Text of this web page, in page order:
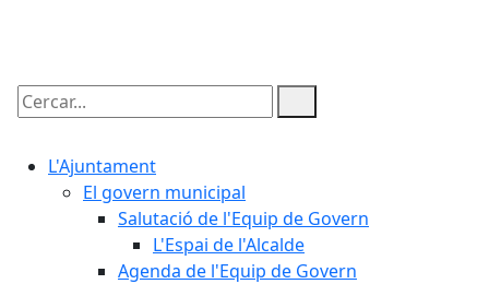
Cercar:
L'Ajuntament
El govern municipal
Salutació de l'Equip de Govern
L'Espai de l'Alcalde
Agenda de l'Equip de Govern